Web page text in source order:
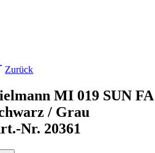
Zurück
MI 019 SUN FA
/ Grau
Nr. 20361